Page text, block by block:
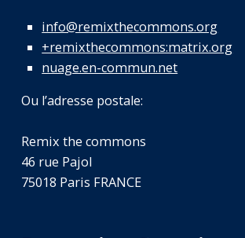
info@remixthecommons.org
+remixthecommons:matrix.org
nuage.en-commun.net
Ou l’adresse postale:
Remix the commons
46 rue Pajol
75018 Paris FRANCE